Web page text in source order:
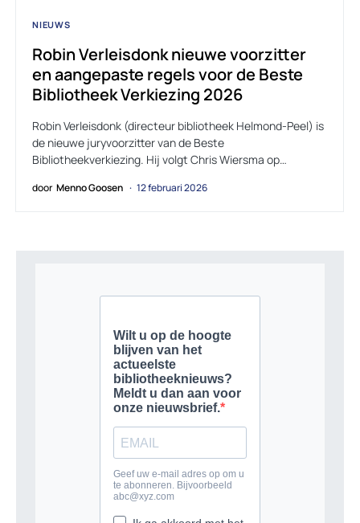
NIEUWS
Robin Verleisdonk nieuwe voorzitter
en aangepaste regels voor de Beste
Bibliotheek Verkiezing 2026
Robin Verleisdonk (directeur bibliotheek Helmond-Peel) is
de nieuwe juryvoorzitter van de Beste
Bibliotheekverkiezing. Hij volgt Chris Wiersma op…
door Menno Goosen 12 februari 2026